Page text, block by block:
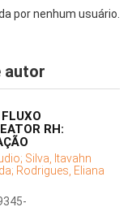
por nenhum usuário.
autor
RH:
Silva, Itavahn
Rodrigues, Eliana